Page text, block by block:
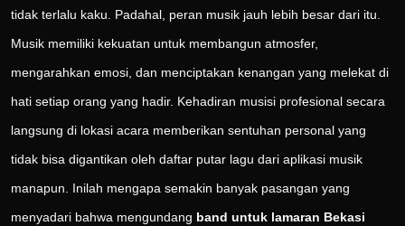
tidak terlalu kaku. Padahal, peran musik jauh lebih besar dari itu.
Musik memiliki kekuatan untuk membangun atmosfer,
mengarahkan emosi, dan menciptakan kenangan yang melekat di
hati setiap orang yang hadir. Kehadiran musisi profesional secara
langsung di lokasi acara memberikan sentuhan personal yang
tidak bisa digantikan oleh daftar putar lagu dari aplikasi musik
manapun. Inilah mengapa semakin banyak pasangan yang
menyadari bahwa mengundang band untuk lamaran Bekasi